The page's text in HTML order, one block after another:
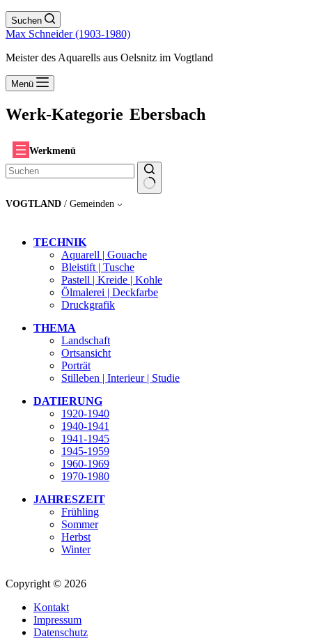
Suchen
Max Schneider (1903-1980)
Meister des Aquarells aus Oelsnitz im Vogtland
Menü
Werk-Kategorie Ebersbach
Werkmenü
Keine
VOGTLAND / Gemeinden
TECHNIK
Aquarell | Gouache
Bleistift | Tusche
Pastell | Kreide | Kohle
Ölmalerei | Deckfarbe
Druckgrafik
THEMA
Landschaft
Ortsansicht
Porträt
Stilleben | Interieur | Studie
DATIERUNG
1920-1940
1940-1941
1941-1945
1945-1959
1960-1969
1970-1980
JAHRESZEIT
Frühling
Sommer
Herbst
Winter
Copyright © 2026
Kontakt
Impressum
Datenschutz